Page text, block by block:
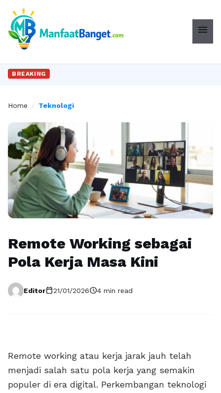
menu
BREAKING
Home / Teknologi
Remote Working sebagai
Pola Kerja Masa Kini
Editorcalendar_today21/01/2026schedule4 min read
Remote working atau kerja jarak jauh telah
menjadi salah satu pola kerja yang semakin
populer di era digital. Perkembangan teknologi